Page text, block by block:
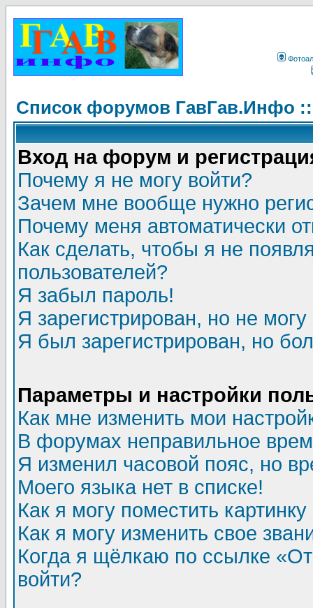
Список форумов ГавГав.Инфо
Вход на форум и
Почему я не могу войти?
Зачем мне вообще нужно
Почему меня автоматически
Как сделать, чтобы я не
пользователей?
Я забыл пароль!
Я зарегистрирован, но не могу
Я был зарегистрирован, но
Параметры и настройки
Как мне изменить мои
В форумах неправильное
Я изменил часовой пояс, но
Моего языка нет в списке!
Как я могу поместить
Как я могу изменить свое
Когда я щёлкаю по ссылке
войти?